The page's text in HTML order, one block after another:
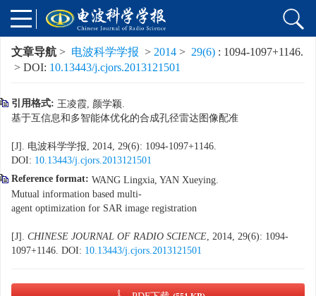
文章导航 > 电波科学学报 > 2014 > 29(6) : 1094-1097+1146.
> DOI: 10.13443/j.cjors.2013121501
引用格式: 王凌霞, 颜学颖.
基于互信息和多智能体优化的合成孔径雷达图像配准
[J]. 电波科学学报, 2014, 29(6): 1094-1097+1146.
DOI: 10.13443/j.cjors.2013121501
Reference format: WANG Lingxia, YAN Xueying.
Mutual information based multi-
agent optimization for SAR image registration
[J]. CHINESE JOURNAL OF RADIO SCIENCE, 2014, 29(6): 1094-
1097+1146. DOI: 10.13443/j.cjors.2013121501